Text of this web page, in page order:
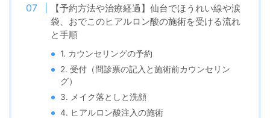
【予約方法や治療経過】仙台でほうれい線や涙
袋、おでこのヒアルロン酸の施術を受ける流れ
と手順
1. カウンセリングの予約
2. 受付（問診票の記入と施術前カウンセリン
グ）
3. メイク落としと洗顔
4. ヒアルロン酸注入の施術